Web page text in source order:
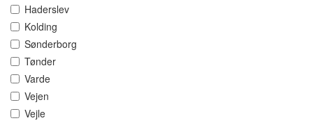
Haderslev
Kolding
Sønderborg
Tønder
Varde
Vejen
Vejle